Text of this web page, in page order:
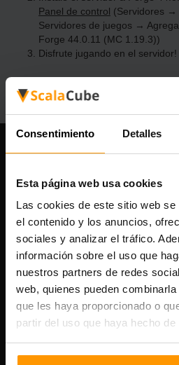
Consentimiento Detalles
Esta página web usa cookies
Las cookies de este sitio web
el contenido y los anuncios,
sociales y analizar el tráfico.
información sobre el uso que
nuestros partners de redes
web, quienes pueden
que les haya proporcionado o
partir del uso que haya hecho
Panel de control (Servidores →
Servidores de juegos →
Forge 44.0.11 (MC 1.19.3))
Disfrute jugando en el servidor!
Nuestra compañía
Scalable Hosting Solutions OÜ
Código de registro: 14652605
Número de IVA: EE102133820
Dirección: Harju maakond,
Vesivärava tn 50-201, 10152